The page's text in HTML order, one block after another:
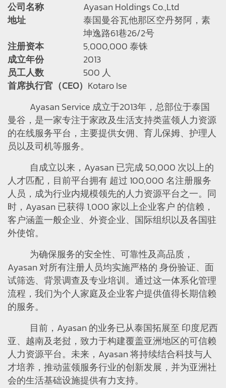
公司名称
Ayasan Holdings Co.,Ltd
地址
泰国曼谷瓦他那区空丹努阿，素
坤逸路61巷26/2号
注册资本
5,000,000 泰铢
成立年份
2013
员工人数
500 人
首席执行官（CEO） Kotaro Ise
Ayasan Service 成立于2013年，总部位于泰国
曼谷，是一家专注于家政及生活支持类蓝领人力资源
的在线服务平台，主要提供女佣、育儿保姆、护理人
员以及司机等服务。
自成立以来，Ayasan 已完成 50,000 次以上的
人才匹配，目前平台拥有 超过 100,000 名注册服务
人员，成为行业内规模领先的人力资源平台之一。同
时，Ayasan 已获得 1,000 家以上企业客户 的信赖，
客户涵盖一般企业、外资企业、国际组织以及各国驻
外使馆。
为确保服务的安全性、可靠性及高品质，
Ayasan 对所有注册人员均实施严格的 身份验证、面
试筛选、背景调查及专业培训。通过这一体系化管理
流程，我们为个人家庭及企业客户提供值得长期信赖
的服务。
目前，Ayasan 的业务已从泰国拓展至 印度尼西
亚、越南及老挝，致力于构建覆盖亚洲地区的可信赖
人力资源平台。未来，Ayasan 将持续结合科技与人
才培养，推动蓝领服务行业的创新发展，并为亚洲社
会的生活基础设施提供有力支持。